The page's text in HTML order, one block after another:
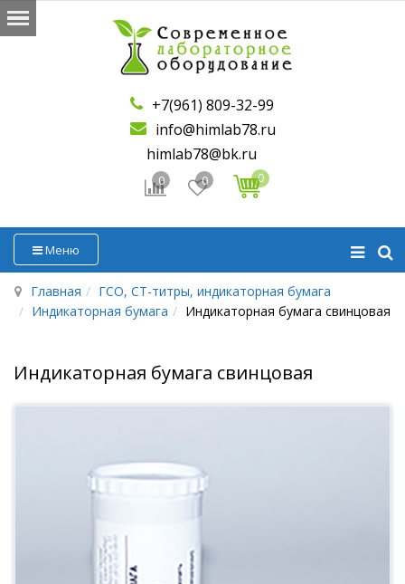
+7(961) 809-32-99
info@himlab78.ru
himlab78@bk.ru
0 0 0
Меню
Главная
ГСО, СТ-титры, индикаторная бумага
Индикаторная бумага
Индикаторная бумага свинцовая
Индикаторная бумага свинцовая